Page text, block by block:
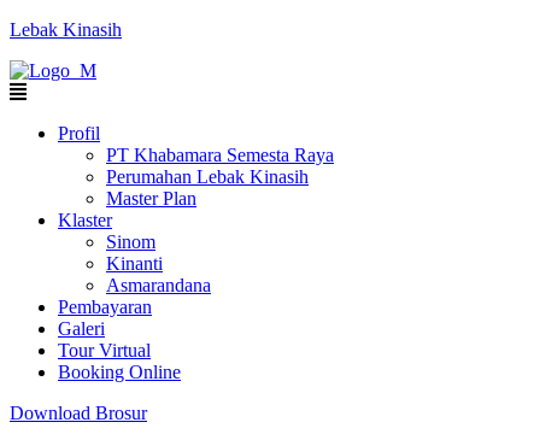
Lebak Kinasih
Profil
PT Khabamara Semesta Raya
Perumahan Lebak Kinasih
Master Plan
Klaster
Sinom
Kinanti
Asmarandana
Pembayaran
Galeri
Tour Virtual
Booking Online
Download Brosur